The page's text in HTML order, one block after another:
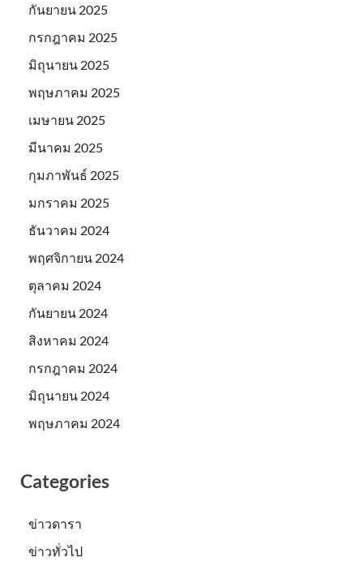
กันยายน 2025
กรกฎาคม 2025
มิถุนายน 2025
พฤษภาคม 2025
เมษายน 2025
มีนาคม 2025
กุมภาพันธ์ 2025
มกราคม 2025
ธันวาคม 2024
พฤศจิกายน 2024
ตุลาคม 2024
กันยายน 2024
สิงหาคม 2024
กรกฎาคม 2024
มิถุนายน 2024
พฤษภาคม 2024
Categories
ข่าวดารา
ข่าวทั่วไป